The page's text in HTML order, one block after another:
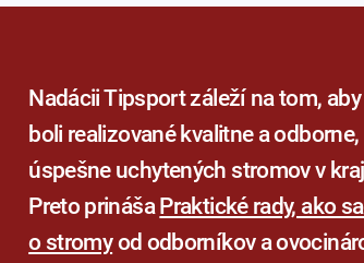
Nadácii Tipsport záleží na tom, aby výsadby stromov
boli realizované kvalitne a
úspešne uchytených stromov v
Preto prinášaPraktické rady, ako
o stromyod odborníkov a